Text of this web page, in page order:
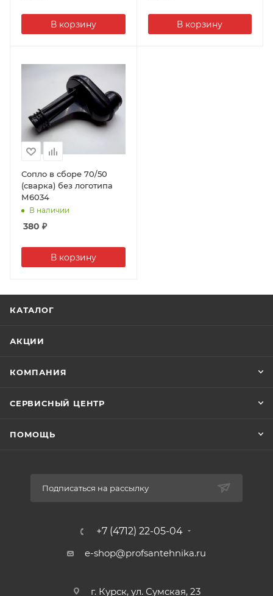
В корзину В корзину
Сопло в сборе 70/50
(сварка) без логотипа
М6034
В наличии
380 ₽
В корзину
КАТАЛОГ
АКЦИИ
КОМПАНИЯ
СЕРВИСНЫЙ ЦЕНТР
ПОМОЩЬ
Подписаться на рассылку
+7 (4712) 22-05-04
e-shop@profsantehnika.ru
г. Курск, ул. Сумская, 23